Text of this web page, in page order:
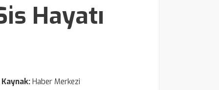
Hayatı
Kaynak: Haber Merkezi